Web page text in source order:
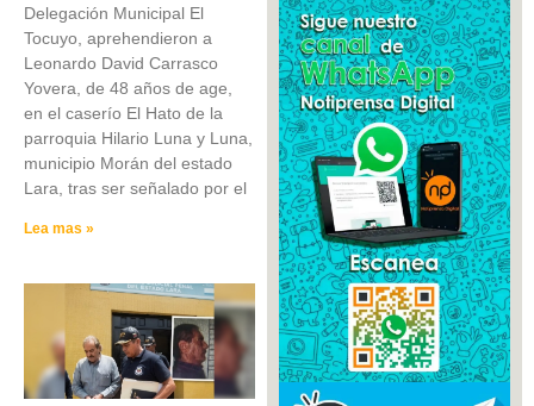
Delegación Municipal El
Tocuyo, aprehendieron a
Leonardo David Carrasco
Yovera, de 48 años de age,
en el caserío El Hato de la
parroquia Hilario Luna y Luna,
municipio Morán del estado
Lara, tras ser señalado por el
Lea mas »